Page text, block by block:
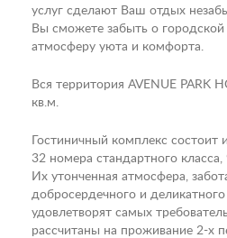
услуг сделают Ваш отдых
Вы сможете забыть о городской
атмосферу уюта и комфорта.
Вся территория AVENUE PARK
кв.м.
Гостиничный комплекс состоит
32 номера стандартного
Их утонченная атмосфера,
добросердечного и
удовлетворят самых
рассчитаны на проживание 2-х